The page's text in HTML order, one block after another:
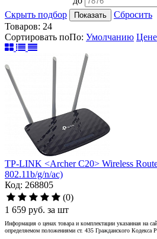
Скрыть подбор
Показать
Сбросить
Товаров: 24
Сортировать поПо: Умолчанию Цене
TP-LINK <Archer C20> Wireless
802.11b/g/n/ac)
Код: 268805
(0)
1 659 руб. за шт
Информация о ценах товара и комплектации указанная на
определяемом положениями ст. 435 Гражданского Кодекса